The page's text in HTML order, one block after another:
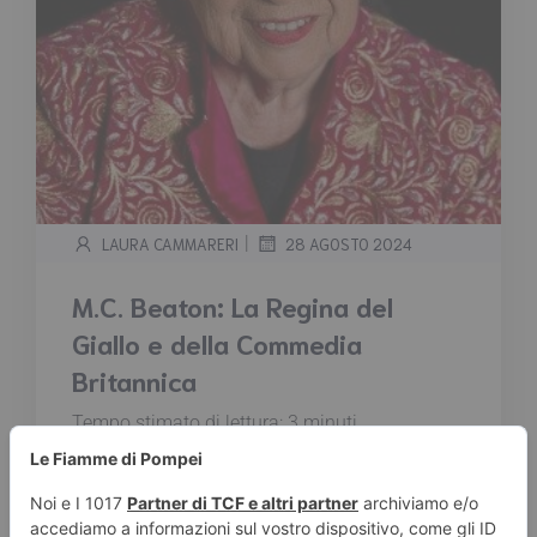
LAURA CAMMARERI | 28 AGOSTO 2024
M.C. Beaton: La Regina del
Giallo e della Commedia
Britannica
Tempo stimato di lettura:3 minuti
M.C. Beaton, pseudonimo di Marion Chesney,
è una delle autrici più prolifiche e amate nel
mondo della letteratura gialla e della
commedia britannica. Conosciuta